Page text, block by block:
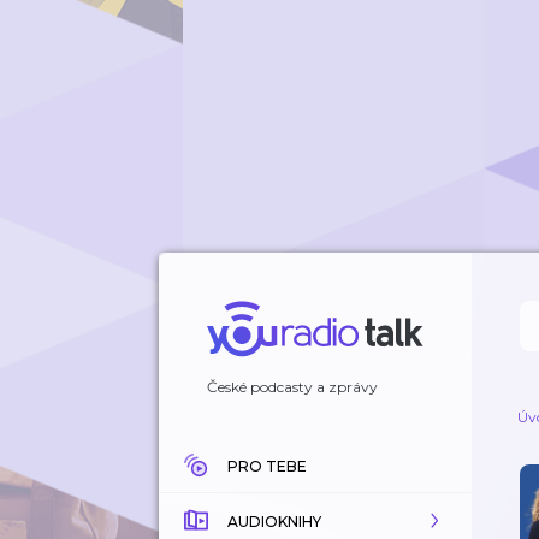
České podcasty a zprávy
PRO TEBE
AUDIOKNIHY